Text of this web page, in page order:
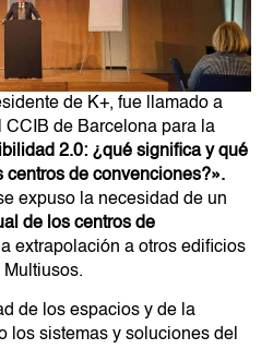
de K+, fue llamado a
CCIB de Barcelona para la
2.0: ¿qué significa y qué
de convenciones?».
expuso la necesidad de un
de los centros de
extrapolación a otros edificios
de los espacios y de la
los sistemas y soluciones del